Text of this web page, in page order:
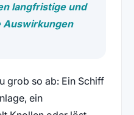
langfristige und
Auswirkungen
grob so ab: Ein Schiff
ein